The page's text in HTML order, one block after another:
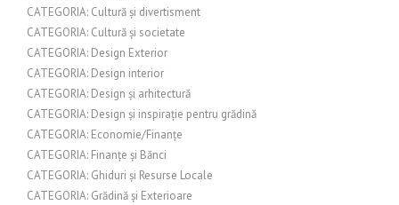
CATEGORIA: Cultură și divertisment
CATEGORIA: Cultură și societate
CATEGORIA: Design Exterior
CATEGORIA: Design interior
CATEGORIA: Design și arhitectură
CATEGORIA: Design și inspirație pentru grădină
CATEGORIA: Economie/Finanțe
CATEGORIA: Finanțe și Bănci
CATEGORIA: Ghiduri și Resurse Locale
CATEGORIA: Grădină și Exterioare